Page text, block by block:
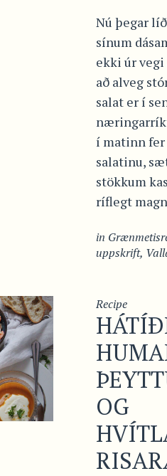
Nú þegar
sínum
ekki úr vegi
að alveg
salat er í
í matinn fer
salatinu,
stökkum
ríflegt
in
uppskrift,
Recipe
OG